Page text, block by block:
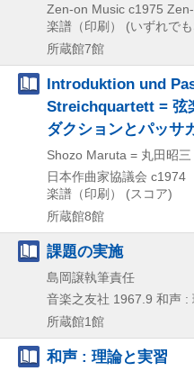
Zen-on Music c1975
楽譜（印刷） (いずれで
所蔵館7館
Introduktion und
Streichquartett = 弦
ダクションとパッサ
Shozo Maruta = 丸田昭三
日本作曲家協議会 c1974
楽譜（印刷） (スコア)
所蔵館8館
課題の実施
島岡譲執筆責任
音楽之友社 1967.9 和声 :
所蔵館1館
和声 : 理論と実習